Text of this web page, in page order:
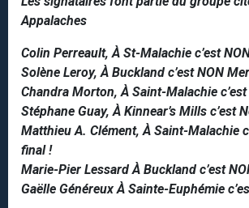
Appalaches
Colin Perreault, À St-Malachie c’est
Solène Leroy, À Buckland c’est NON
Chandra Morton, À Saint-Malachie
Stéphane Guay, À Kinnear’s Mills c’est
Matthieu A. Clément, À Saint-Malachie
final !
Marie-Pier Lessard À Buckland c’est
Gaëlle Généreux À Sainte-Euphémie